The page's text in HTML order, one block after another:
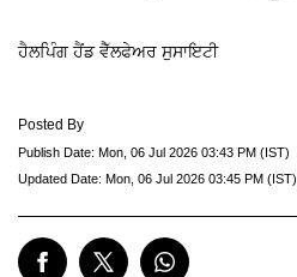
ਹੈਲਪਿੰਗ ਹੈਂਡ ਵੈੱਲਫੇਅਰ ਸੁਸਾਇਟੀ
Posted By
Publish Date: Mon, 06 Jul 2026 03:43 PM (IST)
Updated Date: Mon, 06 Jul 2026 03:45 PM (IST)